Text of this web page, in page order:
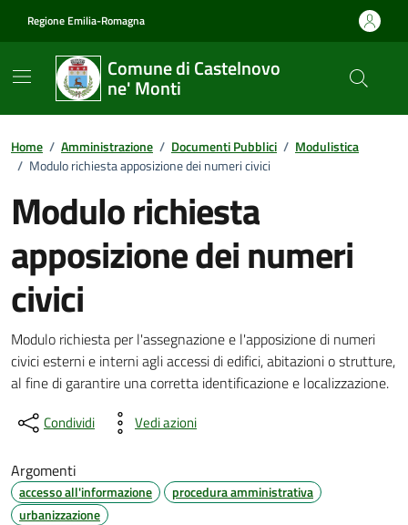
Regione Emilia-Romagna
Comune di Castelnovo
ne' Monti
Home / Amministrazione / Documenti Pubblici / Modulistica
/ Modulo richiesta apposizione dei numeri civici
Modulo richiesta
apposizione dei numeri
civici
Dettagli del documento
Modulo richiesta per l'assegnazione e l'apposizione di numeri
civici esterni e interni agli accessi di edifici, abitazioni o strutture,
al fine di garantire una corretta identificazione e localizzazione.
Condividi Vedi azioni
Argomenti
accesso all'informazione
procedura amministrativa
urbanizzazione